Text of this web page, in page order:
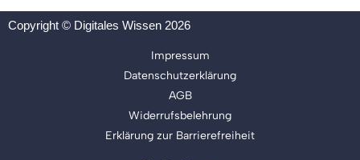
Copyright © Digitales Wissen 2026
Impressum
Datenschutzerklärung
AGB
Widerrufsbelehrung
Erklärung zur Barrierefreiheit